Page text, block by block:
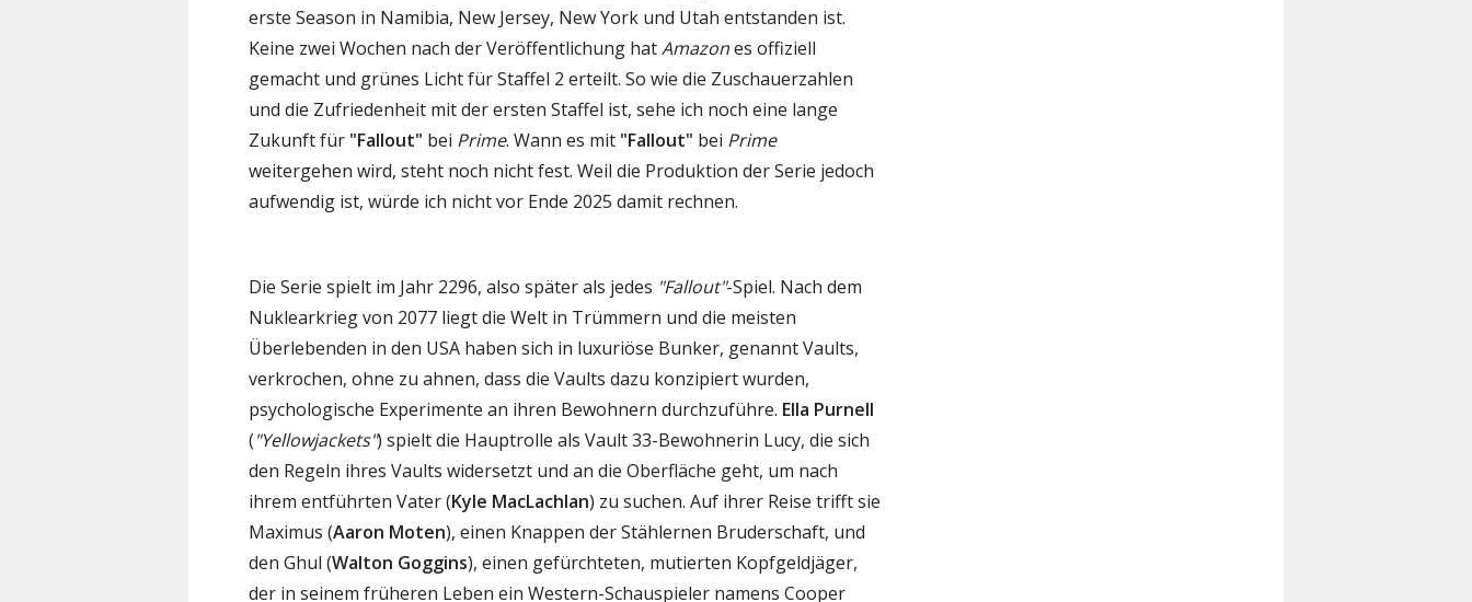
erste Season in Namibia, New Jersey, New York und Utah entstanden ist.
Keine zwei Wochen nach der Veröffentlichung hatAmazones offiziell
gemacht und grünes Licht für Staffel 2 erteilt. So wie die Zuschauerzahlen
und die Zufriedenheit mit der ersten Staffel ist, sehe ich noch eine lange
Zukunft für "Fallout" bei Prime. Wann es mit "Fallout" bei Prime
weitergehen wird, steht noch nicht fest. Weil die Produktion der Serie jedoch
aufwendig ist, würde ich nicht vor Ende 2025 damit rechnen.
Die Serie spielt im Jahr 2296, also später als jedes "Fallout"-Spiel. Nach dem
Nuklearkrieg von 2077 liegt die Welt in Trümmern und die meisten
Überlebenden in den USA haben sich in luxuriöse Bunker, genannt Vaults,
verkrochen, ohne zu ahnen, dass die Vaults dazu konzipiert wurden,
psychologische Experimente an ihren Bewohnern durchzuführe. Ella Purnell
("Yellowjackets") spielt die Hauptrolle als Vault 33-Bewohnerin Lucy, die sich
den Regeln ihres Vaults widersetzt und an die Oberfläche geht, um nach
ihrem entführten Vater (Kyle MacLachlan) zu suchen. Auf ihrer Reise trifft sie
Maximus (Aaron Moten), einen Knappen der Stählernen Bruderschaft, und
den Ghul (Walton Goggins), einen gefürchteten, mutierten Kopfgeldjäger,
der in seinem früheren Leben ein Western-Schauspieler namens Cooper